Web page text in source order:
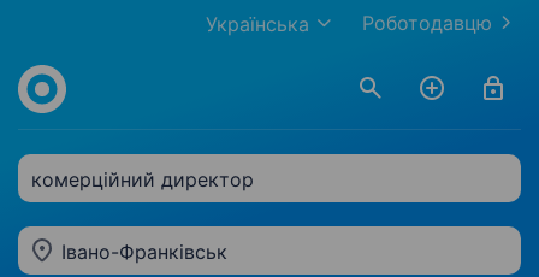
Роботодавцю
Українська
комерційний директор
Івано-Франківськ